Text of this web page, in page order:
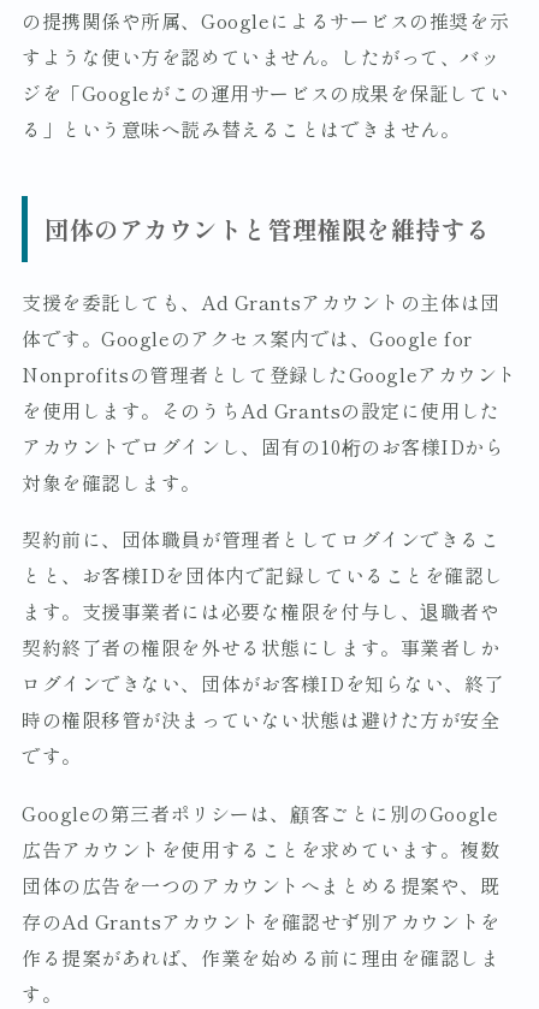
の提携関係や所属、Googleによるサービスの推奨を示
すような使い方を認めていません。したがって、バッ
ジを「Googleがこの運用サービスの成果を保証してい
る」という意味へ読み替えることはできません。
団体のアカウントと管理権限を維持する
支援を委託しても、Ad Grantsアカウントの主体は団
体です。Googleのアクセス案内では、Google for
Nonprofitsの管理者として登録したGoogleアカウント
を使用します。そのうちAd Grantsの設定に使用した
アカウントでログインし、固有の10桁のお客様IDから
対象を確認します。
契約前に、団体職員が管理者としてログインできるこ
とと、お客様IDを団体内で記録していることを確認し
ます。支援事業者には必要な権限を付与し、退職者や
契約終了者の権限を外せる状態にします。事業者しか
ログインできない、団体がお客様IDを知らない、終了
時の権限移管が決まっていない状態は避けた方が安全
です。
Googleの第三者ポリシーは、顧客ごとに別のGoogle
広告アカウントを使用することを求めています。複数
団体の広告を一つのアカウントへまとめる提案や、既
存のAd Grantsアカウントを確認せず別アカウントを
作る提案があれば、作業を始める前に理由を確認しま
す。